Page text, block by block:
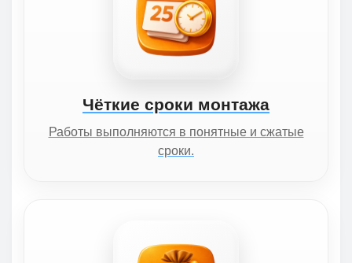
Чёткие сроки монтажа
Работы выполняются в понятные и сжатые
сроки.